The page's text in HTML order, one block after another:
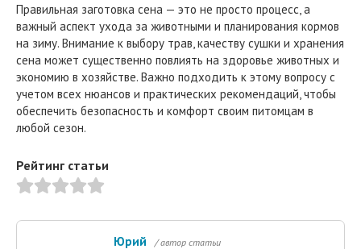
Правильная заготовка сена — это не просто процесс, а
важный аспект ухода за животными и планирования кормов
на зиму. Внимание к выбору трав, качеству сушки и хранения
сена может существенно повлиять на здоровье животных и
экономию в хозяйстве. Важно подходить к этому вопросу с
учетом всех нюансов и практических рекомендаций, чтобы
обеспечить безопасность и комфорт своим питомцам в
любой сезон.
Рейтинг статьи
Юрий / автор статьи